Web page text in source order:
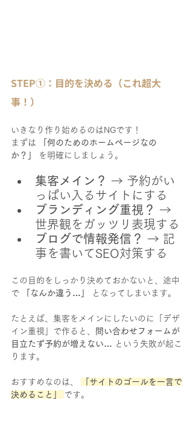
STEP①：目的を決める（これ超大
事！）
いきなり作り始めるのはNGです！
まずは
「何のためのホームページなの
か？」
を明確にしましょう。
集客メイン？ → 予約がい
っぱい入るサイトにする
ブランディング重視？ →
世界観をガッツリ表現する
ブログで情報発信？ → 記
事を書いてSEO対策する
この目的をしっかり決めておかないと、途中
で
「なんか違う…」 となってしまいます。
たとえば、集客をメインにしたいのに「デザ
イン重視」で作ると、
問い合わせフォームが
目立たず予約が増えない… という失敗が起こ
ります。
おすすめなのは、
「サイトのゴールを一言で
決めること」
です。